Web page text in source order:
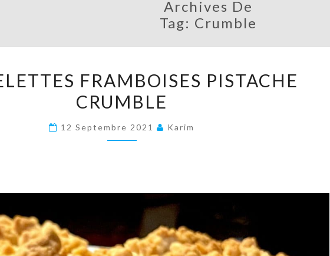
Archives De
Tag: Crumble
FRAMBOISES
PISTACHE
FRAMBOISES PISTACHE
CRUMBLE
12 Septembre 2021 Karim